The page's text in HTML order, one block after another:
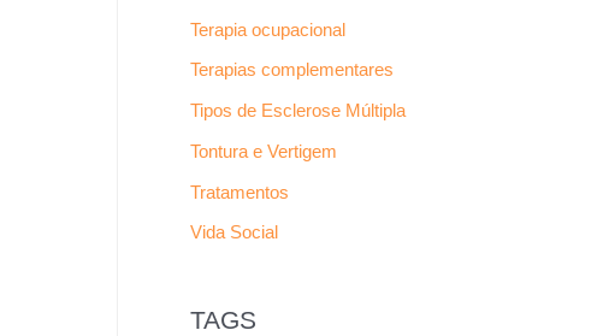
Terapia ocupacional
Terapias complementares
Tipos de Esclerose Múltipla
Tontura e Vertigem
Tratamentos
Vida Social
TAGS